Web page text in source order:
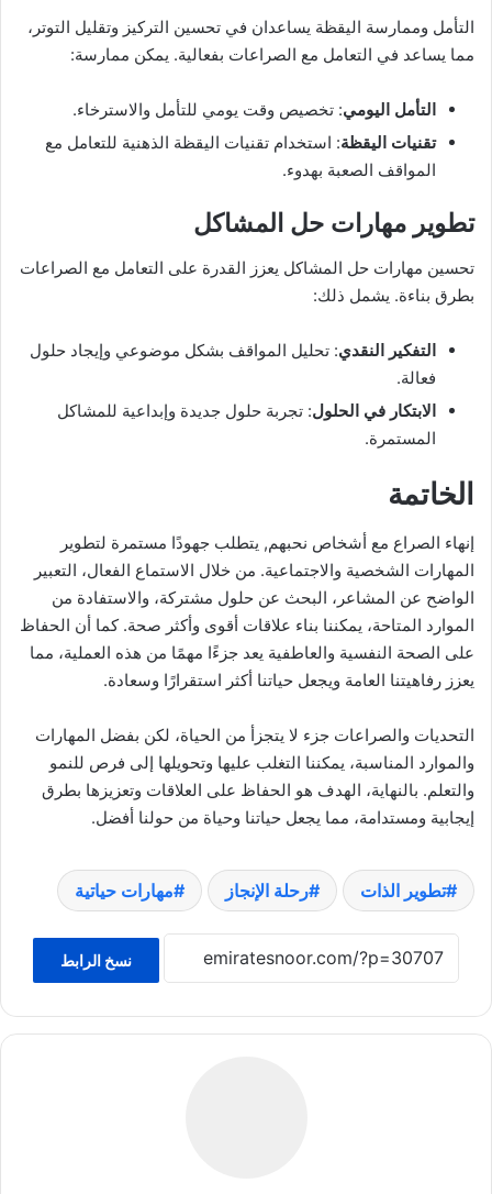
التأمل وممارسة اليقظة يساعدان في تحسين التركيز وتقليل التوتر،
مما يساعد في التعامل مع الصراعات بفعالية. يمكن ممارسة:
التأمل اليومي: تخصيص وقت يومي للتأمل والاسترخاء.
تقنيات اليقظة: استخدام تقنيات اليقظة الذهنية للتعامل مع
المواقف الصعبة بهدوء.
تطوير مهارات حل المشاكل
تحسين مهارات حل المشاكل يعزز القدرة على التعامل مع الصراعات
بطرق بناءة. يشمل ذلك:
التفكير النقدي: تحليل المواقف بشكل موضوعي وإيجاد حلول
فعالة.
الابتكار في الحلول: تجربة حلول جديدة وإبداعية للمشاكل
المستمرة.
الخاتمة
إنهاء الصراع مع أشخاص نحبهم, يتطلب جهودًا مستمرة لتطوير
المهارات الشخصية والاجتماعية. من خلال الاستماع الفعال، التعبير
الواضح عن المشاعر، البحث عن حلول مشتركة، والاستفادة من
الموارد المتاحة، يمكننا بناء علاقات أقوى وأكثر صحة. كما أن الحفاظ
على الصحة النفسية والعاطفية يعد جزءًا مهمًا من هذه العملية، مما
يعزز رفاهيتنا العامة ويجعل حياتنا أكثر استقرارًا وسعادة.
التحديات والصراعات جزء لا يتجزأ من الحياة، لكن بفضل المهارات
والموارد المناسبة، يمكننا التغلب عليها وتحويلها إلى فرص للنمو
والتعلم. بالنهاية، الهدف هو الحفاظ على العلاقات وتعزيزها بطرق
إيجابية ومستدامة، مما يجعل حياتنا وحياة من حولنا أفضل.
تطوير الذات رحلة الإنجاز مهارات حياتية
نسخ الرابط